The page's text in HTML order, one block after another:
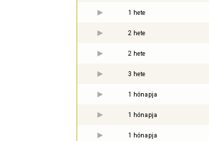
1 hete
2 hete
2 hete
3 hete
1 hónapja
1 hónapja
1 hónapja